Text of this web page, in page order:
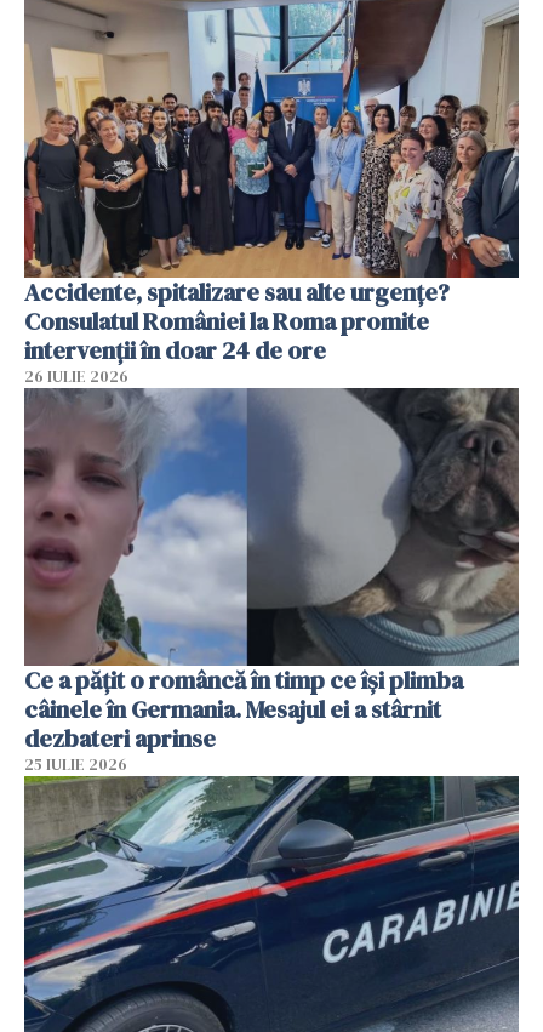
Accidente, spitalizare sau alte urgențe?
Consulatul României la Roma promite
intervenții în doar 24 de ore
26 IULIE 2026
Ce a pățit o româncă în timp ce își plimba
câinele în Germania. Mesajul ei a stârnit
dezbateri aprinse
25 IULIE 2026